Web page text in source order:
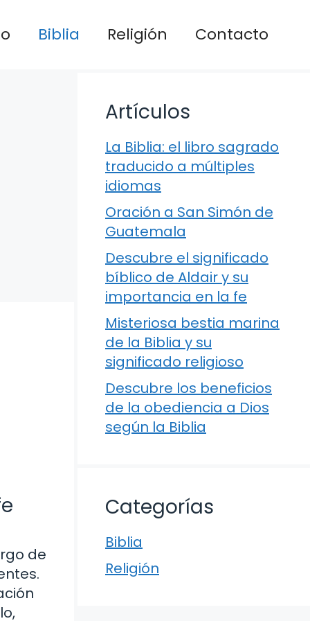
Biblia Religión Contacto
de
Artículos
La Biblia: el libro sagrado
traducido a múltiples
idiomas
Oración a San Simón de
Guatemala
Descubre el significado
bíblico de Aldair y su
importancia en la fe
Misteriosa bestia marina
de la Biblia y su
significado religioso
Descubre los beneficios
de la obediencia a Dios
según la Biblia
Categorías
Biblia
Religión